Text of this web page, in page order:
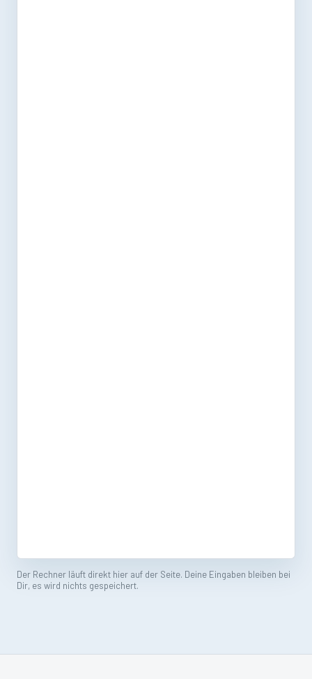
Der Rechner läuft direkt hier auf der Seite. Deine Eingaben bleiben bei
Dir, es wird nichts gespeichert.